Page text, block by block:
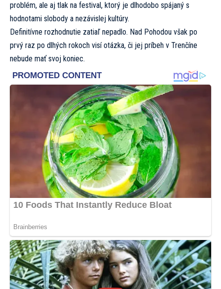
problém, ale aj tlak na festival, ktorý je dlhodobo spájaný s
hodnotami slobody a nezávislej kultúry.
Definitívne rozhodnutie zatiaľ nepadlo. Nad Pohodou však po
prvý raz po dlhých rokoch visí otázka, či jej príbeh v Trenčíne
nebude mať svoj koniec.